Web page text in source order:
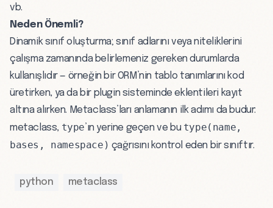
vb.
Neden Önemli?
Dinamik sınıf oluşturma; sınıf adlarını veya niteliklerini
çalışma zamanında belirlemeniz gereken durumlarda
kullanışlıdır — örneğin bir ORM’nin tablo tanımlarını kod
üretirken, ya da bir plugin sisteminde eklentileri kayıt
altına alırken. Metaclass’ları anlamanın ilk adımı da budur:
metaclass, type’ın yerine geçen ve bu type(name,
bases, namespace) çağrısını kontrol eden bir sınıftır.
python metaclass